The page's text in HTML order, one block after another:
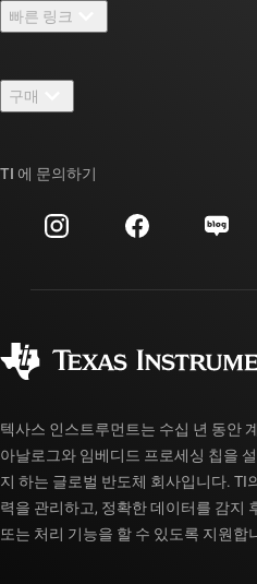
채용
뉴스룸
이벤트
투자 관계
빠른 링크
TI E2E™ 설계 지원 포럼
대체품 검색
고객 지원 센터
myTI 계정 FAQ
구매
주문 FAQ
TI 에 문의하기
텍사스 인스트루먼트는 수십 년 동안
아날로그와 임베디드 프로세싱 칩을
지 하는 글로벌 반도체 회사입니다. TI
력을 관리하고, 정확한 데이터를 감지
또는 처리 기능을 할 수 있도록 지원합